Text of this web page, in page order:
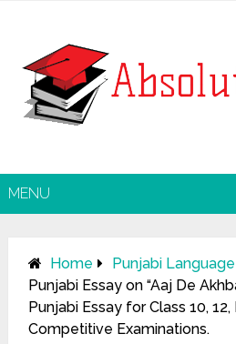
MENU
Home
Punjabi Language
Punjabi Essay on “Aaj De
Punjabi Essay for Class 10,
Competitive Examinations.